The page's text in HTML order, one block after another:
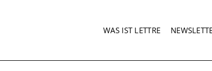
WAS IST LETTRE